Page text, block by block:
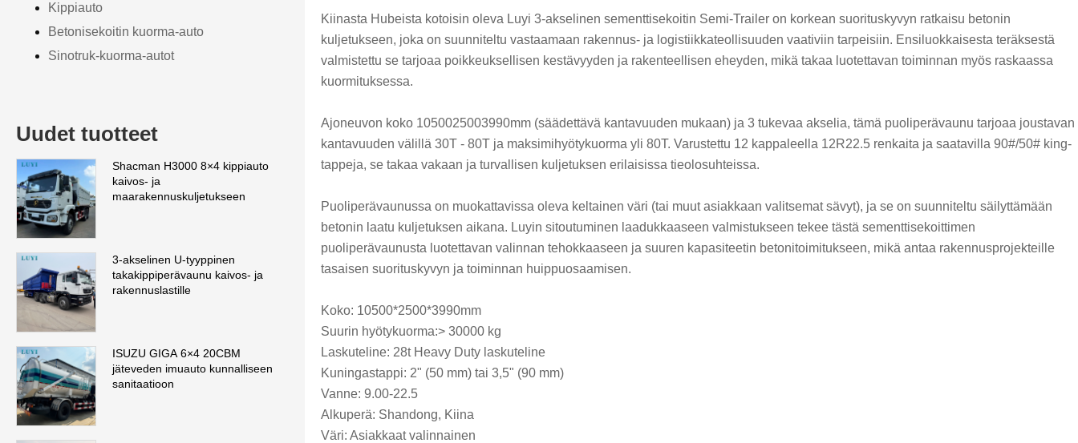
Kippiauto
Betonisekoitin kuorma-auto
Sinotruk-kuorma-autot
Uudet tuotteet
Shacman H3000 8×4 kippiauto
kaivos- ja
maarakennuskuljetukseen
3-akselinen U-tyyppinen
takakippiperävaunu kaivos- ja
rakennuslastille
ISUZU GIGA 6×4 20CBM
jäteveden imuauto kunnalliseen
sanitaatioon
Kiinasta Hubeista kotoisin oleva Luyi 3-akselinen sementtisekoitin Semi-Trailer on korkean suorituskyvyn ratkaisu betonin
kuljetukseen, joka on suunniteltu vastaamaan rakennus- ja logistiikkateollisuuden vaativiin tarpeisiin. Ensiluokkaisesta teräksestä
valmistettu se tarjoaa poikkeuksellisen kestävyyden ja rakenteellisen eheyden, mikä takaa luotettavan toiminnan myös raskaassa
kuormituksessa.
Ajoneuvon koko 1050025003990mm (säädettävä kantavuuden mukaan) ja 3 tukevaa akselia, tämä puoliperävaunu tarjoaa joustavan
kantavuuden välillä 30T - 80T ja maksimihyötykuorma yli 80T. Varustettu 12 kappaleella 12R22.5 renkaita ja saatavilla 90#/50# king-
tappeja, se takaa vakaan ja turvallisen kuljetuksen erilaisissa tieolosuhteissa.
Puoliperävaunussa on muokattavissa oleva keltainen väri (tai muut asiakkaan valitsemat sävyt), ja se on suunniteltu säilyttämään
betonin laatu kuljetuksen aikana. Luyin sitoutuminen laadukkaaseen valmistukseen tekee tästä sementtisekoittimen
puoliperävaunusta luotettavan valinnan tehokkaaseen ja suuren kapasiteetin betonitoimitukseen, mikä antaa rakennusprojekteille
tasaisen suorituskyvyn ja toiminnan huippuosaamisen.
Koko: 10500*2500*3990mm
Suurin hyötykuorma:> 30000 kg
Laskuteline: 28t Heavy Duty laskuteline
Kuningastappi: 2" (50 mm) tai 3,5" (90 mm)
Vanne: 9.00-22.5
Alkuperä: Shandong, Kiina
Väri: Asiakkaat valinnainen